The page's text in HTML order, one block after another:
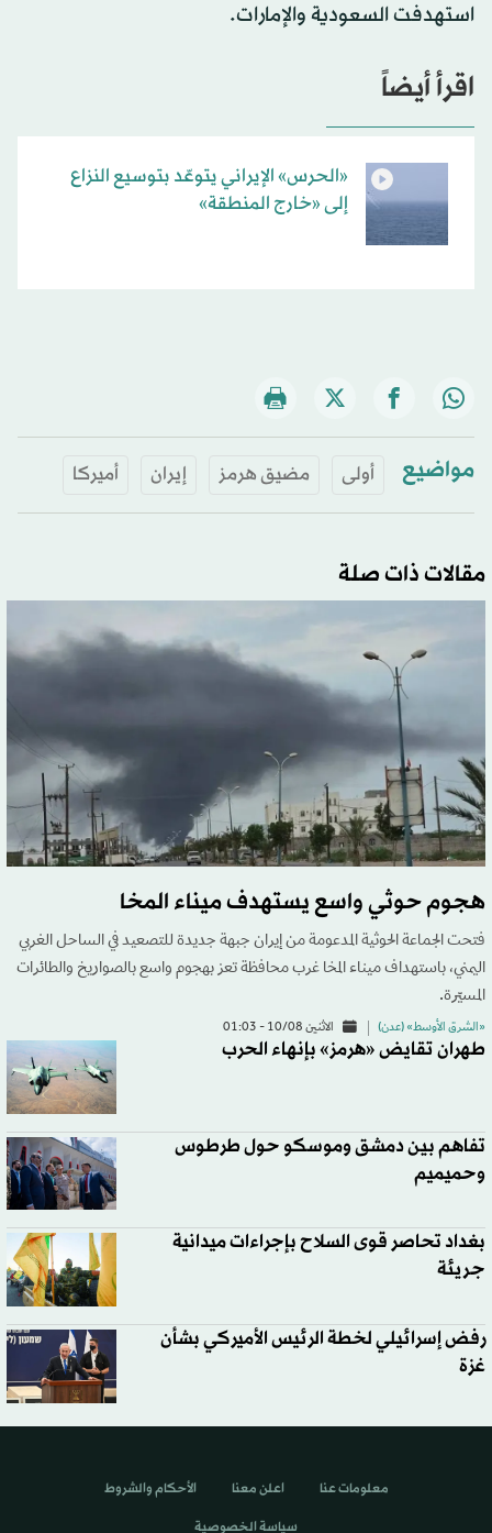
استهدفت السعودية والإمارات.
اقرأ أيضاً
«الحرس» الإيراني يتوعّد بتوسيع النزاع
إلى «خارج المنطقة»
مواضيع أولى مضيق هرمز إيران أميركا
مقالات ذات صلة
هجوم حوثي واسع يستهدف ميناء المخا
فتحت الجماعة الحوثية المدعومة من إيران جبهة جديدة للتصعيد في الساحل الغربي
اليمني، باستهداف ميناء المخا غرب محافظة تعز بهجوم واسع بالصواريخ والطائرات
المسيّرة.
«الشرق الأوسط» (عدن) الاثنين 10/08 - 01:03
طهران تقايض «هرمز» بإنهاء الحرب
تفاهم بين دمشق وموسكو حول طرطوس
وحميميم
بغداد تحاصر قوى السلاح بإجراءات ميدانية
جريئة
رفض إسرائيلي لخطة الرئيس الأميركي بشأن
غزة
معلومات عنا اعلن معنا الأحكام والشروط
سياسة الخصوصية